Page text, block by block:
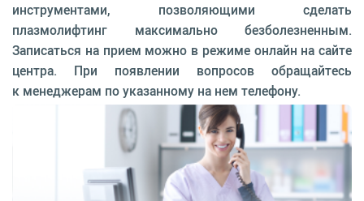
инструментами, позволяющими сделать
плазмолифтинг максимально безболезненным.
Записаться на прием можно в режиме онлайн на сайте
центра. При появлении вопросов обращайтесь
к менеджерам по указанному на нем телефону.